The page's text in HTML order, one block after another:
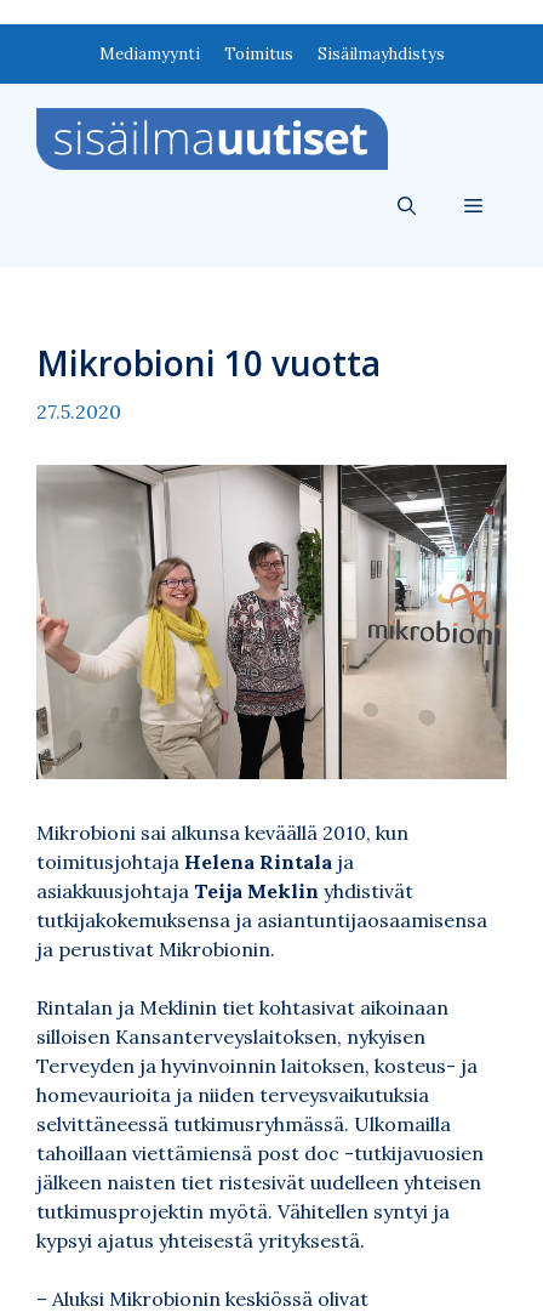
Mediamyynti Toimitus Sisäilmayhdistys
Valikko
Mikrobioni 10 vuotta
27.5.2020
Mikrobioni sai alkunsa keväällä 2010, kun
toimitusjohtaja Helena Rintala ja
asiakkuusjohtaja Teija Meklin yhdistivät
tutkijakokemuksensa ja asiantuntijaosaamisensa
ja perustivat Mikrobionin.
Rintalan ja Meklinin tiet kohtasivat aikoinaan
silloisen Kansanterveyslaitoksen, nykyisen
Terveyden ja hyvinvoinnin laitoksen, kosteus- ja
homevaurioita ja niiden terveysvaikutuksia
selvittäneessä tutkimusryhmässä. Ulkomailla
tahoillaan viettämiensä post doc -tutkijavuosien
jälkeen naisten tiet ristesivät uudelleen yhteisen
tutkimusprojektin myötä. Vähitellen syntyi ja
kypsyi ajatus yhteisestä yrityksestä.
– Aluksi Mikrobionin keskiössä olivat